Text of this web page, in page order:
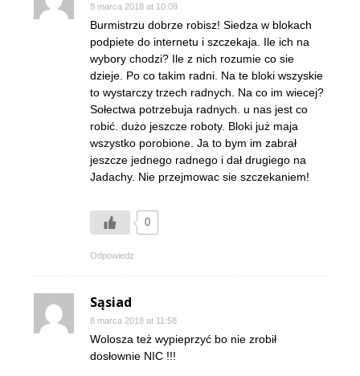
8 marca 2018 at 10:08
Burmistrzu dobrze robisz! Siedza w blokach
podpiete do internetu i szczekaja. Ile ich na
wybory chodzi? Ile z nich rozumie co sie
dzieje. Po co takim radni. Na te bloki wszyskie
to wystarczy trzech radnych. Na co im wiecej?
Sołectwa potrzebuja radnych. u nas jest co
robić. dużo jeszcze roboty. Bloki już maja
wszystko porobione. Ja to bym im zabrał
jeszcze jednego radnego i dał drugiego na
Jadachy. Nie przejmowac sie szczekaniem!
0
Odpowiedz
Sąsiad
8 marca 2018 at 11:58
Wolosza też wypieprzyć bo nie zrobił
dosłownie NIC !!!